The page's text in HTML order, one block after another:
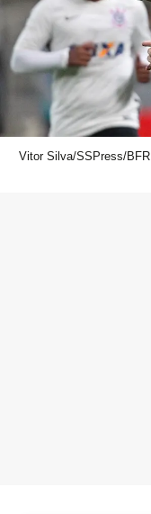
Vitor Silva/SSPress/BFR